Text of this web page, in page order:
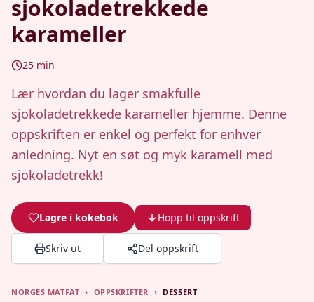
sjokoladetrekkede
karameller
25 min
Lær hvordan du lager smakfulle
sjokoladetrekkede karameller hjemme. Denne
oppskriften er enkel og perfekt for enhver
anledning. Nyt en søt og myk karamell med
sjokoladetrekk!
Lagre i kokebok Hopp til oppskrift
Skriv ut Del oppskrift
NORGES MATFAT › OPPSKRIFTER › DESSERT